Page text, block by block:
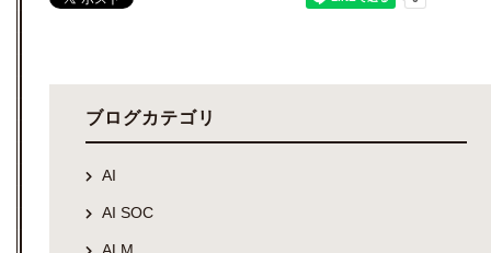
ブログカテゴリ
AI
AI SOC